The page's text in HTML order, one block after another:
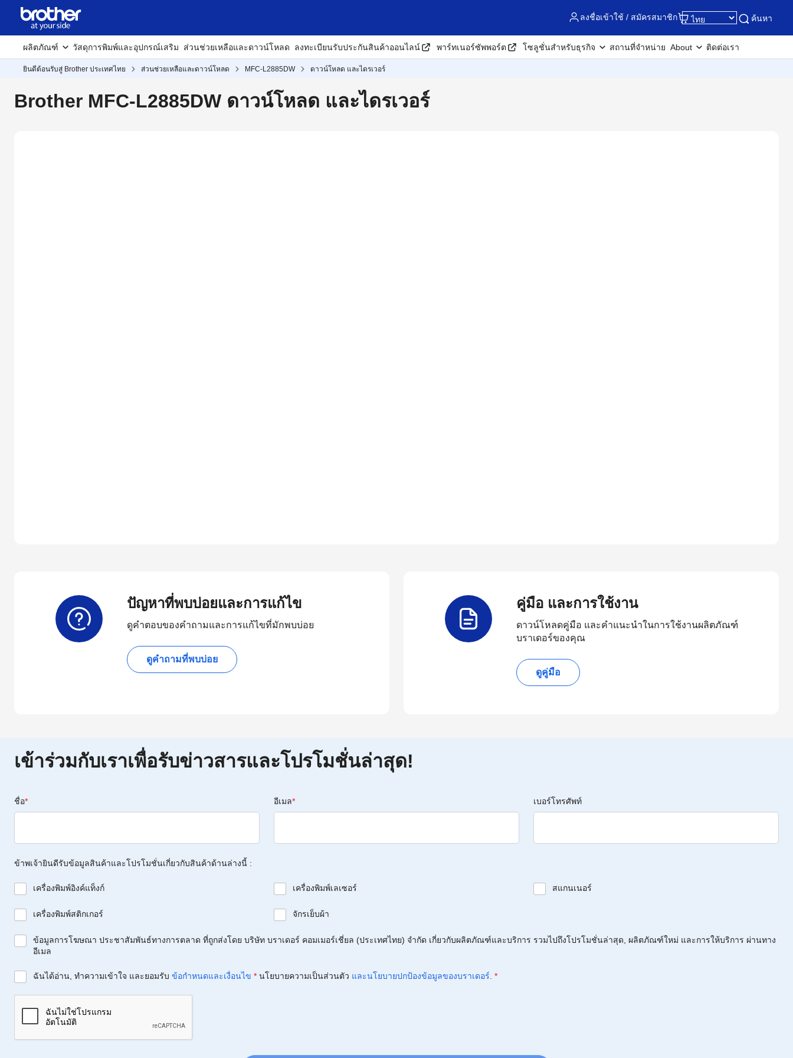
ลงชื่อเข้าใช้ / สมัครสมาชิก ค้นหา
ผลิตภัณฑ์ วัสดุการพิมพ์และอุปกรณ์เสริม ส่วนช่วยเหลือและดาวน์โหลด ลงทะเบียนรับประกันสินค้าออนไลน์ พาร์ทเนอร์ซัพพอร์ต โซลูชั่นสำหรับธุรกิจ สถานที่จำหน่าย About ติดต่อเรา
ยินดีต้อนรับสู่ Brother ประเทศไทย ส่วนช่วยเหลือและดาวน์โหลด MFC-L2885DW ดาวน์โหลด และไดรเวอร์
Brother MFC-L2885DW ดาวน์โหลด และไดรเวอร์
ปัญหาที่พบบ่อยและการแก้ไข
ดูคำตอบของคำถามและการแก้ไขที่มักพบบ่อย
ดูคำถามที่พบบ่อย
คู่มือ และการใช้งาน
ดาวน์โหลดคู่มือ และคำแนะนำในการใช้งานผลิตภัณฑ์
บราเดอร์ของคุณ
ดูคู่มือ
เข้าร่วมกับเราเพื่อรับข่าวสารและโปรโมชั่นล่าสุด!
ชื่อ* อีเมล* เบอร์โทรศัพท์
ข้าพเจ้ายินดีรับข้อมูลสินค้าและโปรโมชั่นเกี่ยวกับสินค้าด้านล่างนี้ :
เครื่องพิมพ์อิงค์แท็งก์ เครื่องพิมพ์เลเซอร์ สแกนเนอร์
เครื่องพิมพ์สติกเกอร์ จักรเย็บผ้า
ข้อมูลการโฆษณา ประชาสัมพันธ์ทางการตลาด ที่ถูกส่งโดย บริษัท บราเดอร์ คอมเมอร์เชี่ยล (ประเทศไทย) จำกัด เกี่ยวกับผลิตภัณฑ์และบริการ รวมไปถึงโปรโมชั่นล่าสุด, ผลิตภัณฑ์ใหม่ และการให้บริการ ผ่านทาง
อีเมล
ฉันได้อ่าน, ทำความเข้าใจ และยอมรับ ข้อกำหนดและเงื่อนไข * นโยบายความเป็นส่วนตัว และนโยบายปกป้องข้อมูลของบราเดอร์ *